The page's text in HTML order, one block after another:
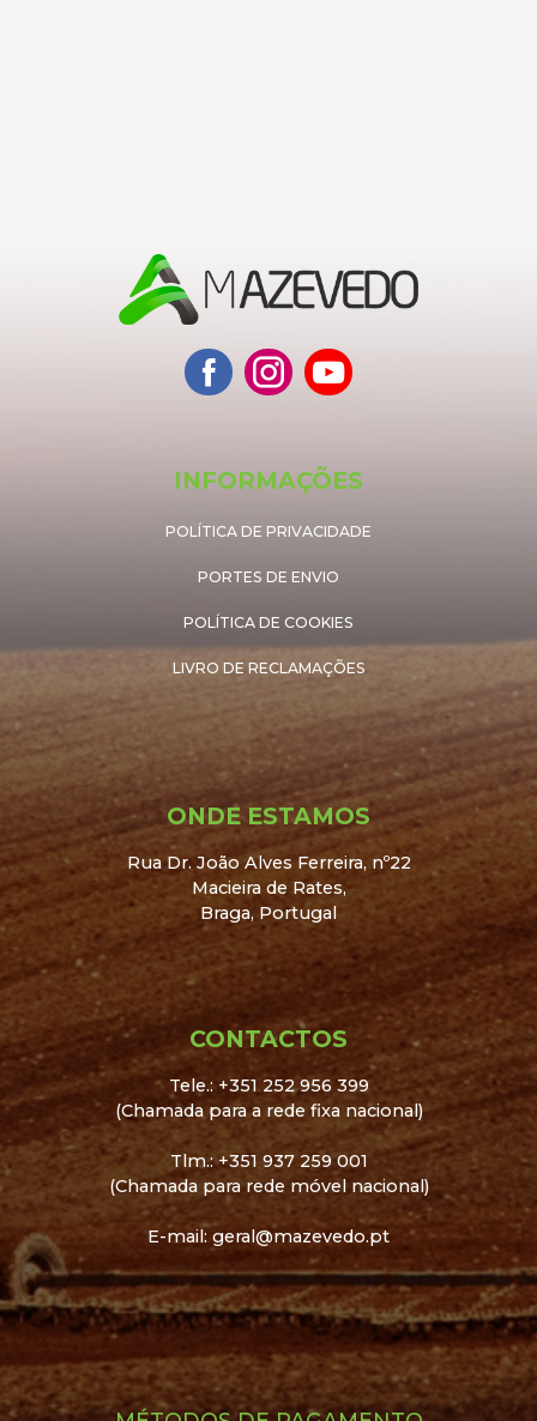
INFORMAÇÕES
POLÍTICA DE PRIVACIDADE
PORTES DE ENVIO
POLÍTICA DE COOKIES
LIVRO DE RECLAMAÇÕES
ONDE ESTAMOS
Rua Dr. João Alves Ferreira, nº22
Macieira de Rates,
Braga, Portugal
CONTACTOS
Tele.: +351 252 956 399
(Chamada para a rede fixa nacional)
Tlm.: +351 937 259 001
(Chamada para rede móvel nacional)
E-mail: geral@mazevedo.pt